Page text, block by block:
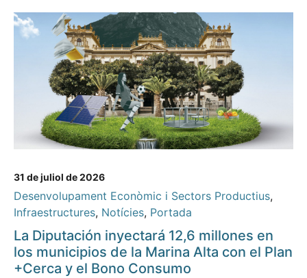
31 de juliol de 2026
Desenvolupament Econòmic i Sectors Productius,
Infraestructures, Notícies, Portada
La Diputación inyectará 12,6 millones en
los municipios de la Marina Alta con el Plan
+Cerca y el Bono Consumo